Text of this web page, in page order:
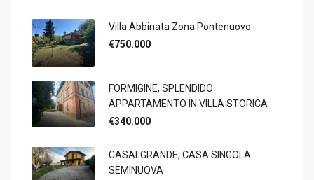
Villa Abbinata Zona Pontenuovo
€750.000
FORMIGINE, SPLENDIDO
APPARTAMENTO IN VILLA STORICA
€340.000
CASALGRANDE, CASA SINGOLA
SEMINUOVA